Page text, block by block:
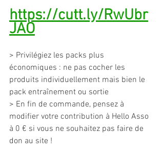
https://cutt.ly/RwUbr
JAO
> Privilégiez les packs plus
économiques : ne pas cocher les
produits individuellement mais bien le
pack entraînement ou sortie
> En fin de commande, pensez à
modifier votre contribution à Hello Asso
à 0 € si vous ne souhaitez pas faire de
don au site !